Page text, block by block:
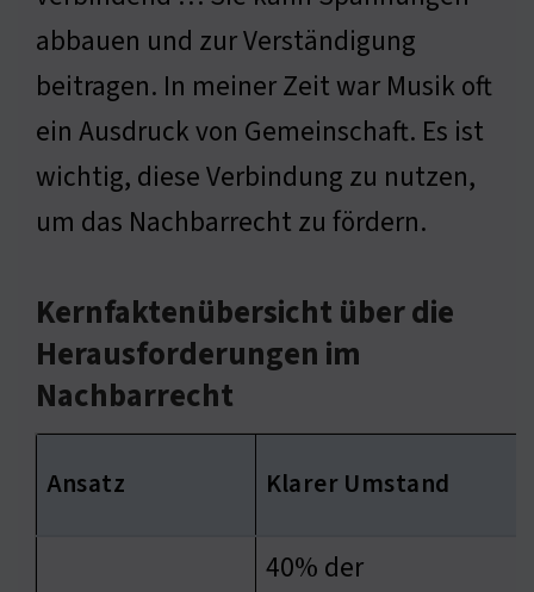
abbauen und zur Verständigung
beitragen. In meiner Zeit war Musik oft
ein Ausdruck von Gemeinschaft. Es ist
wichtig, diese Verbindung zu nutzen,
um das Nachbarrecht zu fördern.
Kernfaktenübersicht über die
Herausforderungen im
Nachbarrecht
Ansatz Klarer Umstand
40% der